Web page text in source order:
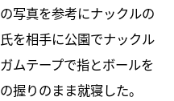
写真を参考にナックルの
を相手に公園でナックル
ムテープで指とボールを
握りのまま就寝した。